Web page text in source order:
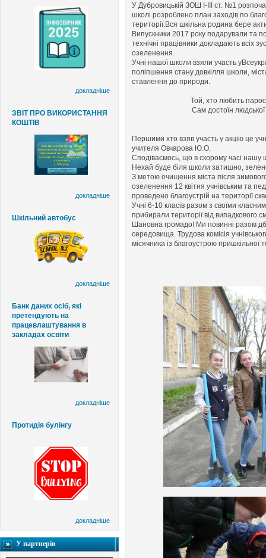
докладніше
ЗВІТ ПРО ВИКОРИСТАННЯ
КОШТІВ
докладніше
Шкільний автобус
докладніше
Банк даних осіб, які
претендують на
працевлаштування в
закладах освіти
докладніше
Протидія булінгу
докладніше
У партнерів
У Дубровицькій ЗОШ І-ІІІ ст. №1
школі розроблено план заходів по
території.Вся шкільна родина бере
Випускники 2017 року подарували та
технічні працівники докладають всіх
озеленення.
Учні нашої школи взяли участь
поліпшення стану довкілля школи,
ставлення до природи.
Той, хто любить
Сам достоїн
Першими хто взяв участь у акцію це
учителя Овчарова Ю.О.
Сподіваємось, що в скорому часі нашу
Нехай буде біля школи затишно,
З метою очищення міста після
озеленення 12 квітня учнівським та
проведено благоустрій на території
Учні 6-10 класів разом з своїми
прибирали території від випадкового
Шановна громадо! Ми повинні разом
середовища. Трудова комісія
місячника із благоустрою пришкільної